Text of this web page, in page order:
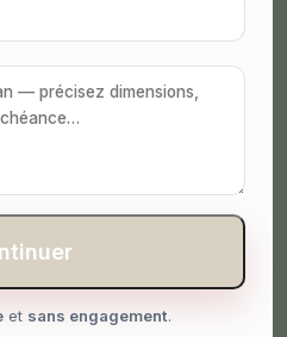
et sans engagement.